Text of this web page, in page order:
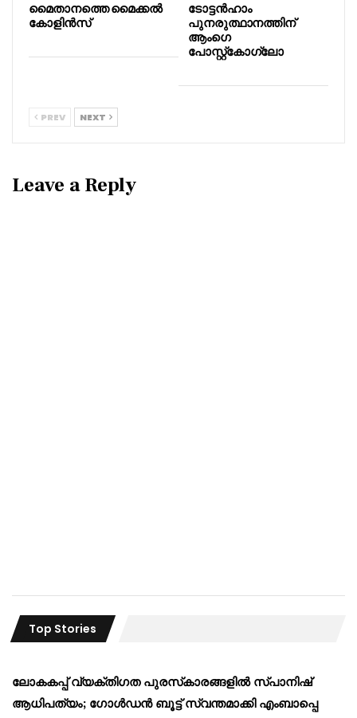
മൈതാനത്തെ മൈക്കൽ
കോളിൻസ്
ടോട്ടൻഹാം
പുനരുത്ഥാനത്തിന്
ആംഗെ
പോസ്റ്റ്‌കോഗ്ലോ
PREV NEXT
Leave a Reply
Top Stories
ലോകകപ്പ് വ്യക്തിഗത പുരസ്‌കാരങ്ങളിൽ സ്പാനിഷ്
ആധിപത്യം; ഗോൾഡൻ ബൂട്ട് സ്വന്തമാക്കി എംബാപ്പെ